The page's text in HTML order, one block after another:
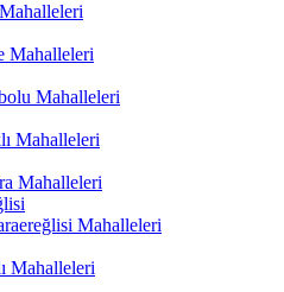
Mahalleleri
Mahalleleri
Mahalleleri
Mahalleleri
Mahalleleri
Mahalleleri